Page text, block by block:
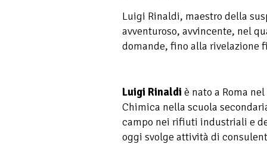
Luigi Rinaldi, maestro della
avventuroso, avvincente, nel
domande, fino alla rivelazione
Luigi Rinaldi è nato a Roma
Chimica nella scuola
campo nei rifiuti industriali e
oggi svolge attività di